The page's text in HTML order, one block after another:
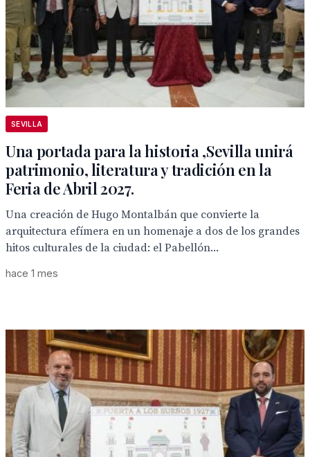
SEVILLA
Una portada para la historia ,Sevilla unirá
patrimonio, literatura y tradición en la
Feria de Abril 2027.
Una creación de Hugo Montalbán que convierte la
arquitectura efímera en un homenaje a dos de los grandes
hitos culturales de la ciudad: el Pabellón...
hace 1 mes